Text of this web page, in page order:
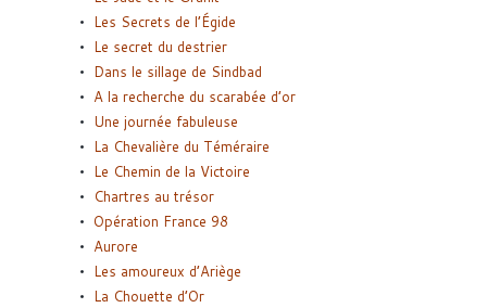
Les Secrets de l’Égide
Le secret du destrier
Dans le sillage de Sindbad
A la recherche du scarabée d’or
Une journée fabuleuse
La Chevalière du Téméraire
Le Chemin de la Victoire
Chartres au trésor
Opération France 98
Aurore
Les amoureux d’Ariège
La Chouette d’Or